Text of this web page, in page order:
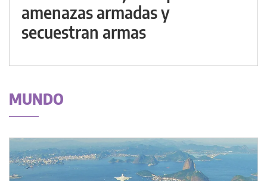
amenazas armadas y
secuestran armas
MUNDO